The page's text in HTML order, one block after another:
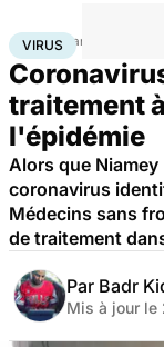
Accueil Santé
VIRUS
traitement
l'épidémie
Alors que
coronavirus
Médecins sans
de traitement
Par Badr
Mis à jour le